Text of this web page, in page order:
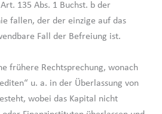
135 Abs. 1 Buchst. b der
fallen, der der einzige auf das
Fall der Befreiung ist.
frühere Rechtsprechung, wonach
u. a. in der Überlassung von
wobei das Kapital nicht